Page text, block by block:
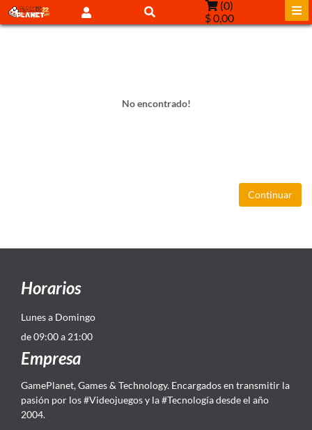
(0)
$ 0,00
No encontrado!
Continuar
Horarios
Lunes a Domingo
de 09:00 a 21:00
Empresa
GamePlanet, Games & Technology. Encargados en transmitir la
pasión por los #Videojuegos y la #Tecnología desde el año
2004.